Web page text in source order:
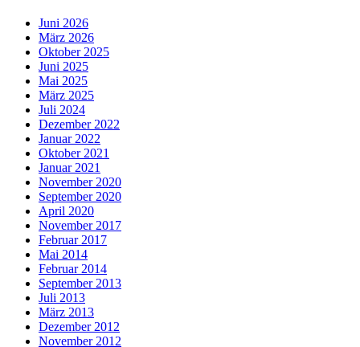
Juni 2026
März 2026
Oktober 2025
Juni 2025
Mai 2025
März 2025
Juli 2024
Dezember 2022
Januar 2022
Oktober 2021
Januar 2021
November 2020
September 2020
April 2020
November 2017
Februar 2017
Mai 2014
Februar 2014
September 2013
Juli 2013
März 2013
Dezember 2012
November 2012